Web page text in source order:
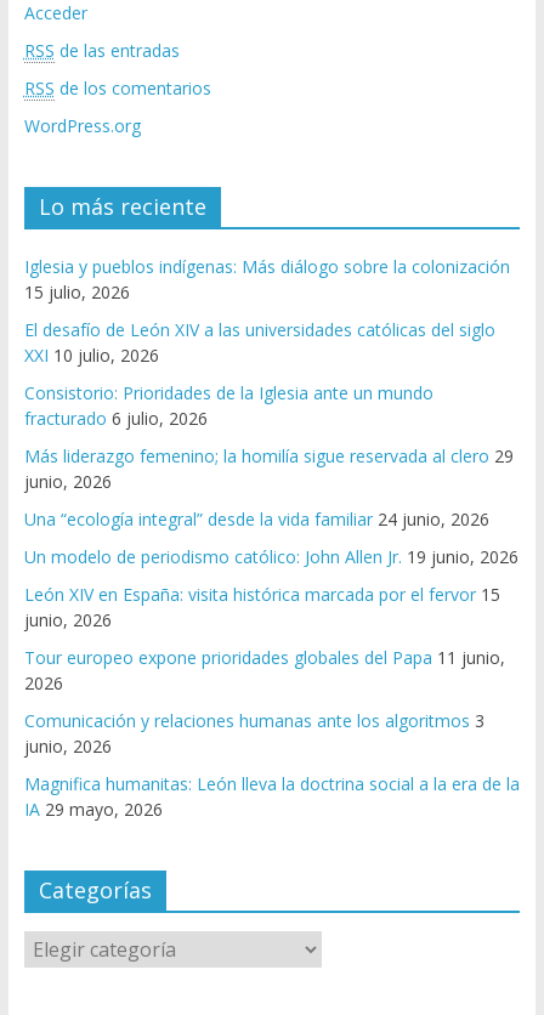
Acceder
RSS de las entradas
RSS de los comentarios
WordPress.org
Lo más reciente
Iglesia y pueblos indígenas: Más diálogo sobre la colonización
15 julio, 2026
El desafío de León XIV a las universidades católicas del siglo
XXI 10 julio, 2026
Consistorio: Prioridades de la Iglesia ante un mundo
fracturado 6 julio, 2026
Más liderazgo femenino; la homilía sigue reservada al clero 29
junio, 2026
Una “ecología integral” desde la vida familiar 24 junio, 2026
Un modelo de periodismo católico: John Allen Jr. 19 junio, 2026
León XIV en España: visita histórica marcada por el fervor 15
junio, 2026
Tour europeo expone prioridades globales del Papa 11 junio,
2026
Comunicación y relaciones humanas ante los algoritmos 3
junio, 2026
Magnifica humanitas: León lleva la doctrina social a la era de la
IA 29 mayo, 2026
Categorías